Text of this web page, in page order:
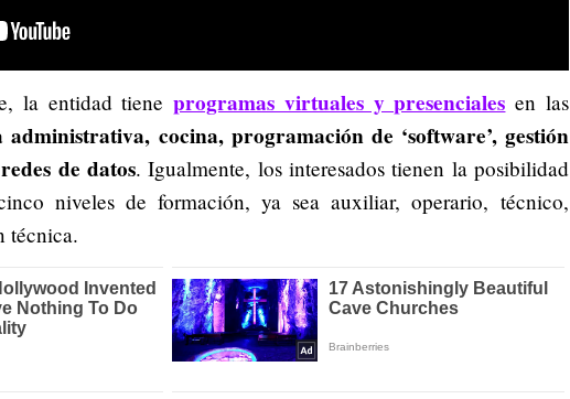
la entidad tieneprogramas virtuales y presenciales en las
administrativa, cocina, programación de ‘software’, gestión
de datos. Igualmente, los interesados tienen la posibilidad
niveles de formación, ya sea auxiliar, operario, técnico,
técnica.